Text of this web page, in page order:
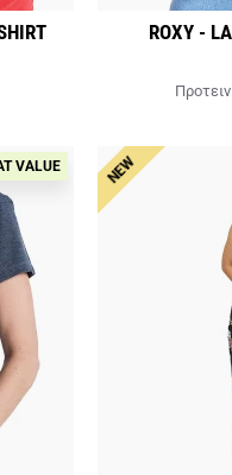
ROXY -
VALUE NEW